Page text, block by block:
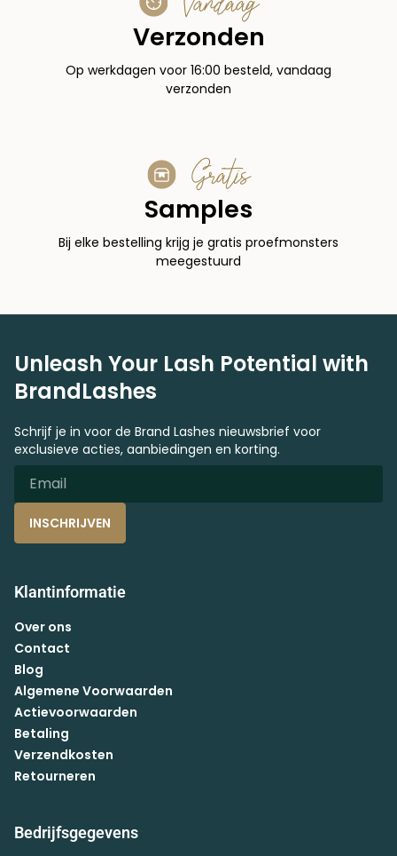
Verzonden
Op werkdagen voor 16:00 besteld, vandaag
verzonden
Gratis
Samples
Bij elke bestelling krijg je gratis proefmonsters
meegestuurd
Unleash Your Lash Potential with
BrandLashes
Schrijf je in voor de Brand Lashes nieuwsbrief voor
exclusieve acties, aanbiedingen en korting.
INSCHRIJVEN
Klantinformatie
Over ons
Contact
Blog
Algemene Voorwaarden
Actievoorwaarden
Betaling
Verzendkosten
Retourneren
Bedrijfsgegevens